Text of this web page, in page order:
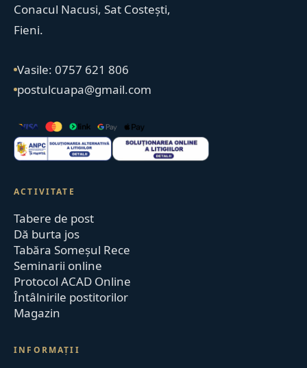
Conacul Nacusi, Sat Costești,
Fieni.
Vasile: 0757 621 806
postulcuapa@gmail.com
ACTIVITATE
Tabere de post
Dă burta jos
Tabăra Someșul Rece
Seminarii online
Protocol ACAD Online
Întâlnirile postitorilor
Magazin
INFORMAȚII